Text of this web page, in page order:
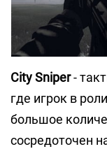
City Sniper-
где игрок в
большое
сосредоточен